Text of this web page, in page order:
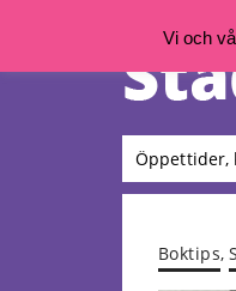
Öppettider,
Boktips,
Vi och